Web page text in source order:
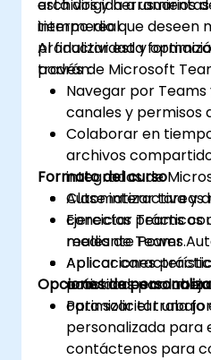
archivos y
tiempo real.
está dirigida a usuarios
intermedio que deseen
productividad y
través de Microsoft
Al finalizar esta
podrán:
Navegar por
canales y permisos
Colaborar en
archivos
integradas de
Automatizar tareas
conectar Teams
mediante Power
Aplicar
prácticas para
optimizar el trabajo
Formato del curso
Clase interactiva y
Ejercicios prácticos
reales de Teams.
Aplicaciones
actividades
Opciones de
Para solicitar una
personalizada para
contáctenos para